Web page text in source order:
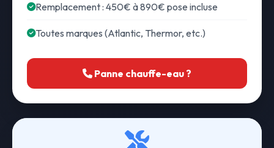
Remplacement : 450€ à 890€ pose incluse
Toutes marques (Atlantic, Thermor, etc.)
Panne chauffe-eau ?